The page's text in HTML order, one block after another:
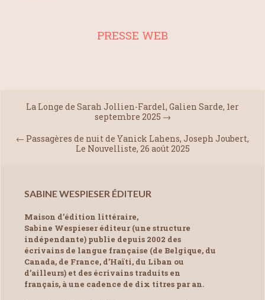
PRESSE WEB
La Longe de Sarah Jollien-Fardel, Galien Sarde, 1er
septembre 2025 →
← Passagères de nuit de Yanick Lahens, Joseph Joubert,
Le Nouvelliste, 26 août 2025
SABINE WESPIESER ÉDITEUR
Maison d’édition littéraire,
Sabine Wespieser éditeur (une structure
indépendante) publie depuis 2002 des
écrivains de langue française (de Belgique, du
Canada, de France, d’Haïti, du Liban ou
d’ailleurs) et des écrivains traduits en
français, à une cadence de dix titres par an.